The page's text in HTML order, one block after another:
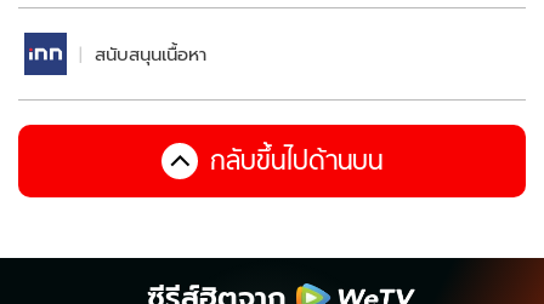
สนับสนุนเนื้อหา
กลับขึ้นไปด้านบน